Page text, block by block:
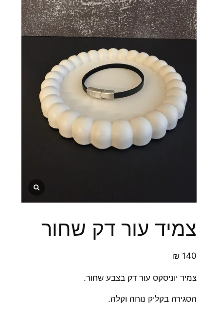
צמיד עור דק שחור
₪ 140
צמיד יוניסקס עור דק בצבע שחור.
הסגירה בקליק נוחה וקלה.